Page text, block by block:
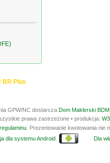
BR Plus
GPW/NC dostarcza Dom Maklerski
prawa zastrzeżone • produkcja:
regulaminu . Prezentowanie kwotowania
dla systemu Android Dla